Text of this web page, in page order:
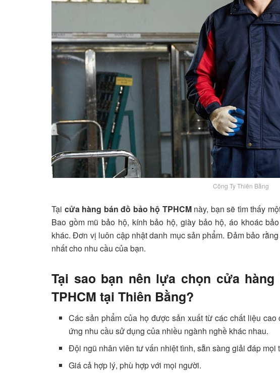
Công Ty Thiên Bằng
Tại cửa hàng bán đồ bảo hộ TPHCMnày, bạn sẽ tìm thấy
Bao gồm mũ bảo hộ, kính bảo hộ, giày bảo hộ, áo khoác
khác. Đơn vị luôn cập nhật danh mục sản phẩm. Đảm bảo
nhất cho nhu cầu của bạn.
Tại sao bạn nên lựa chọn cửa
TPHCM tại Thiên Bằng?
Các sản phẩm của họ được sản xuất từ các chất liệu
ứng nhu cầu sử dụng của nhiều ngành nghề khác nhau.
Đội ngũ nhân viên tư vấn nhiệt tình, sẵn sàng giải đáp mọi
Giá cả hợp lý, phù hợp với mọi người.